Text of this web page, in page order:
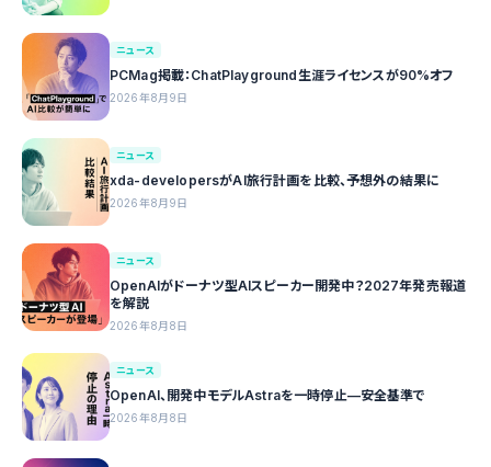
ニュース
PCMag掲載：ChatPlayground生涯ライセンスが90%オフ
2026年8月9日
ニュース
xda-developersがAI旅行計画を比較、予想外の結果に
2026年8月9日
ニュース
OpenAIがドーナツ型AIスピーカー開発中？2027年発売報道
を解説
2026年8月8日
ニュース
OpenAI、開発中モデルAstraを一時停止—安全基準で
2026年8月8日